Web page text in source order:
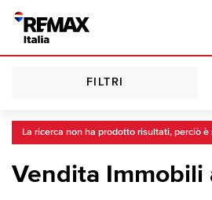
FILTRI
La ricerca non ha prodotto risultati, perciò
Vendita Immobili